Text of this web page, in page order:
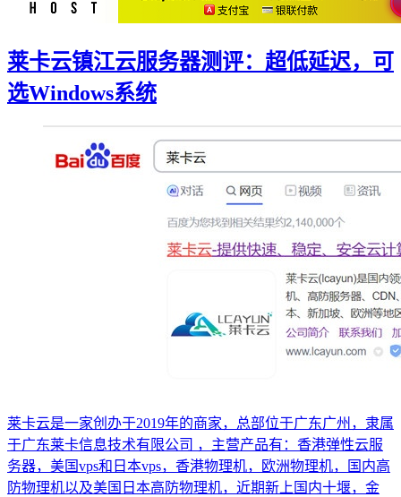
莱卡云镇江云服务器测评：超低延迟，可
选Windows系统
莱卡云是一家创办于2019年的商家，总部位于广东广州，隶属
于广东莱卡信息技术有限公司 ，主营产品有：香港弹性云服
务器，美国vps和日本vps，香港物理机，欧洲物理机，国内高
防物理机以及美国日本高防物理机，近期新上国内十堰，金